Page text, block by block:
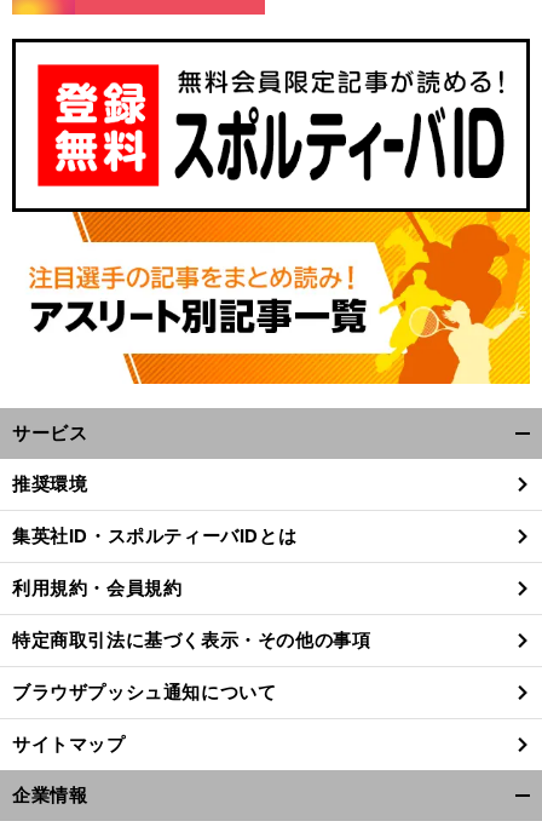
サービス
閉
る
推奨環境
集英社ID・スポルティーバIDとは
利用規約・会員規約
特定商取引法に基づく表示・その他の事項
ブラウザプッシュ通知について
サイトマップ
企業情報